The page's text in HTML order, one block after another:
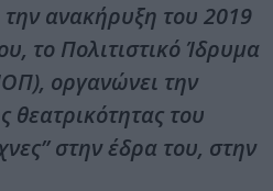
ανακήρυξη του 2019
το Πολιτιστικό Ίδρυμα
οργανώνει την
του
στην έδρα του, στην